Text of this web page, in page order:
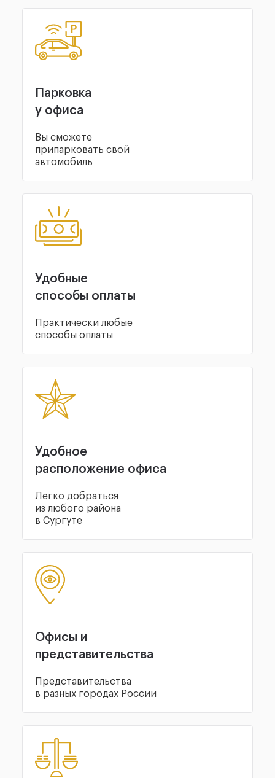
Парковка
у офиса
Вы сможете
припарковать свой
автомобиль
Удобные
способы оплаты
Практически любые
способы оплаты
Удобное
расположение офиса
Легко добраться
из любого района
в Сургуте
Офисы и
представительства
Представительства
в разных городах России